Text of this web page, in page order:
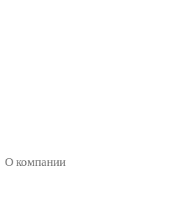
О компании